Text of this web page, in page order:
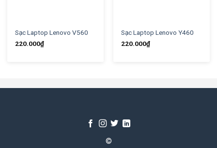
Sạc Laptop Lenovo V560
220.000₫
Sạc Laptop Lenovo Y460
220.000₫
©